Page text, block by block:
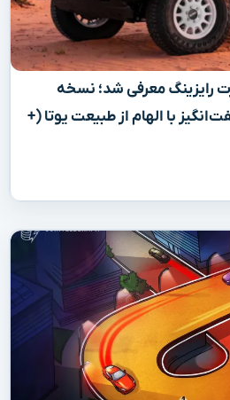
رایزینگ معرفی شد؛ نسخه
با الهام از طبیعت یوتا (+